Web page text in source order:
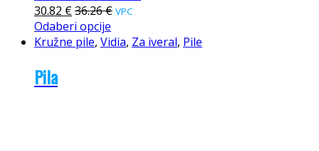
30.82 €36.26€ VPC
Odaberi opcije
Kružne pile, Vidia, Za iveral, Pile
Pila